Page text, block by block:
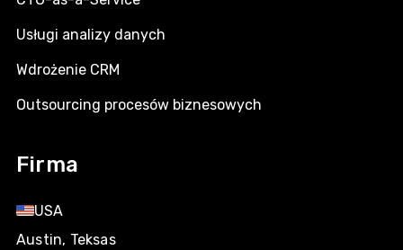
Usługi analizy danych
Wdrożenie CRM
Outsourcing procesów biznesowych
Firma
USA
Austin, Teksas